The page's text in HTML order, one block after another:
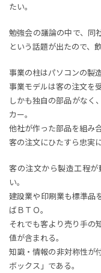
たい。
勉強会の議論の中で、同
という話題が出たので、
事業の柱はパソコンの製造
事業モデルは客の注文を
しかも独自の部品がなく
カー。
他社が作った部品を組み
客の注文にひたすら忠実
客の注文から製造工程
い。
建設業や印刷業も標準品
ばＢＴＯ。
それでも客より売り手の
値が含まれる。
知識・情報の非対称性が
ボックス」である。